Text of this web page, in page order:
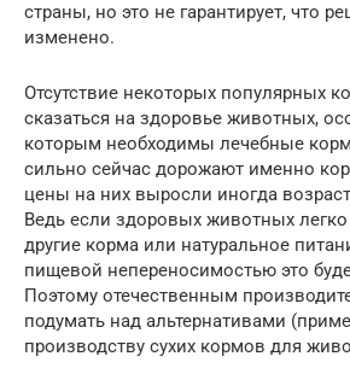
страны, но это не гарантирует, что
изменено.
Отсутствие некоторых популярных
сказаться на здоровье животных,
которым необходимы лечебные
сильно сейчас дорожают именно
цены на них выросли иногда
Ведь если здоровых животных
другие корма или натуральное
пищевой непереносимостью это
Поэтому отечественным
подумать над альтернативами
производству сухих кормов для